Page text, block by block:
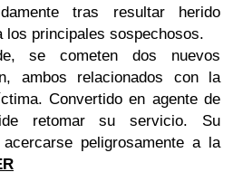
tras resultar herido
los principales sospechosos.
se cometen dos nuevos
ambos relacionados con la
Convertido en agente de
retomar su servicio. Su
peligrosamente a la